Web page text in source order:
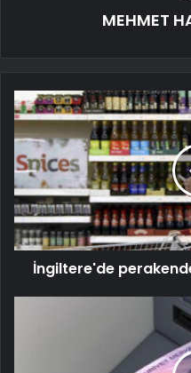
MEHMET
İngiltere'de